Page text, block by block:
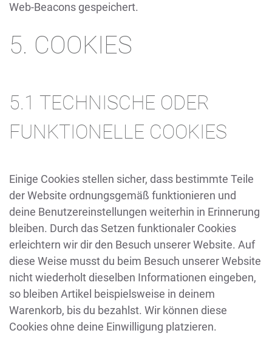
Web-Beacons gespeichert.
5. COOKIES
5.1 TECHNISCHE ODER
FUNKTIONELLE COOKIES
Einige Cookies stellen sicher, dass bestimmte Teile
der Website ordnungsgemäß funktionieren und
deine Benutzereinstellungen weiterhin in Erinnerung
bleiben. Durch das Setzen funktionaler Cookies
erleichtern wir dir den Besuch unserer Website. Auf
diese Weise musst du beim Besuch unserer Website
nicht wiederholt dieselben Informationen eingeben,
so bleiben Artikel beispielsweise in deinem
Warenkorb, bis du bezahlst. Wir können diese
Cookies ohne deine Einwilligung platzieren.